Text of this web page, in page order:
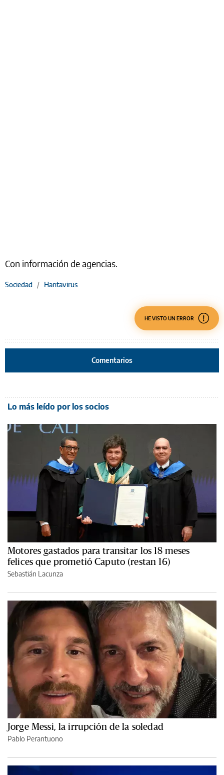
Con información de agencias.
Sociedad / Hantavirus
HE VISTO UN ERROR
Comentarios
Lo más leído por los socios
Motores gastados para transitar los 18 meses
felices que prometió Caputo (restan 16)
Sebastián Lacunza
Jorge Messi, la irrupción de la soledad
Pablo Perantuono